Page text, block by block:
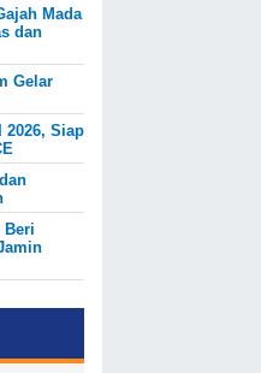
Mada
dan
Gelar
2026, Siap
Beri